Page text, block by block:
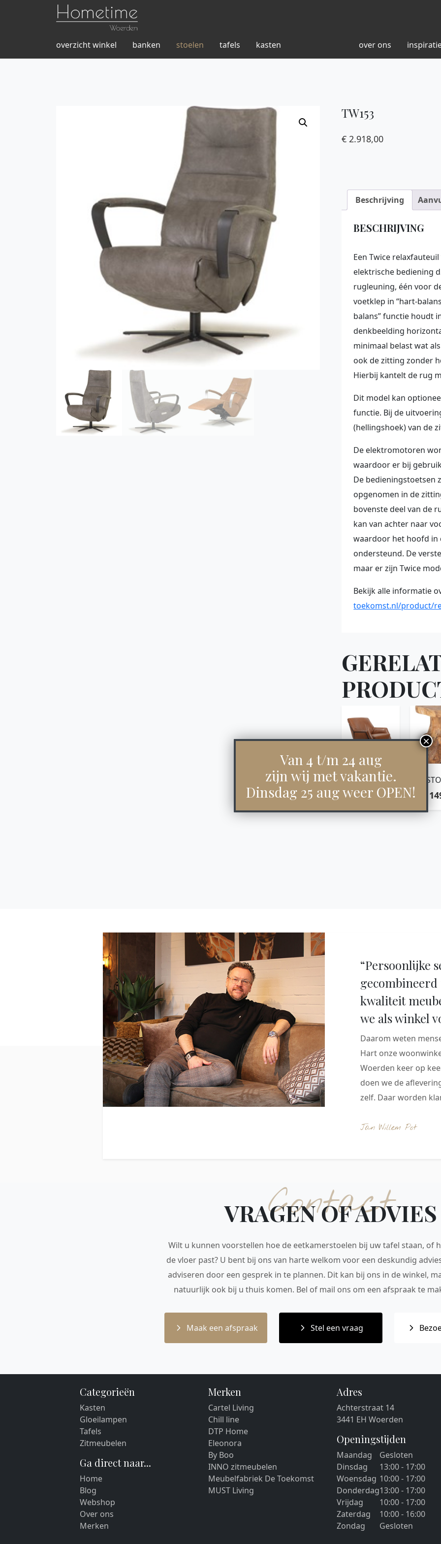
overzicht winkel banken stoelen tafels kasten over ons
TW153
€ 2.918,00
Beschrijving
BESCHRIJVING
Een Twice
elektrische bediening
rugleuning, één voor
voetklep in “hart-
balans” functie houdt
denkbeelding
minimaal belast wat
ook de zitting zonder
Hierbij kantelt de rug
Dit model kan
functie. Bij de
(hellingshoek) van de
De elektromotoren
waardoor er bij
De bedieningstoetsen
opgenomen in de
bovenste deel van de
kan van achter naar
waardoor het hoofd in
ondersteund. De
maar er zijn Twice
Bekijk alle informatie
toekomst.nl/product/
ROOS
€775,00
“Persoonlijke
gecombineerd
kwaliteit
we als winkel
Daarom weten
Hart onze
Woerden keer op
doen we de
zelf. Daar worden
Jan Willem Pot
Contact
VRAGEN OF ADVIES
Wilt u kunnen voorstellen hoe de eetkamerstoelen bij uw tafel staan, of
de vloer past? U bent bij ons van harte welkom voor een deskundig
adviseren door een gesprek in te plannen. Dit kan bij ons in de winkel,
natuurlijk ook bij u thuis komen. Bel of mail ons om een afspraak te
Maak een afspraak Stel een vraag
Categorieën
Kasten
Gloeilampen
Tafels
Zitmeubelen
Ga direct naar...
Home
Blog
Webshop
Over ons
Merken
Merken
Cartel Living
Chill line
DTP Home
Eleonora
By Boo
INNO zitmeubelen
Meubelfabriek De Toekomst
MUST Living
Adres
Achterstraat 14
3441 EH Woerden
Openingstijden
Maandag
Gesloten
Dinsdag
13:00 - 17:00
Woensdag 10:00 - 17:00
Donderdag13:00 - 17:00
Vrijdag
10:00 - 17:00
Zaterdag
10:00 - 16:00
Zondag
Gesloten
Van 4 t/m 24 aug
zijn wij met vakantie.
Dinsdag 25 aug weer OPEN!